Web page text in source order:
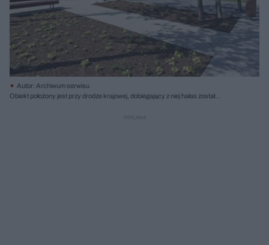
Autor: Archiwum serwisu
Obiekt położony jest przy drodze krajowej, dobiegający z niej hałas został